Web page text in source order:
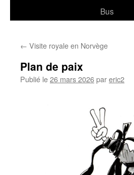
Bus
← Visite royale en Norvège
Plan de paix
Publié le26 mars 2026pareric2